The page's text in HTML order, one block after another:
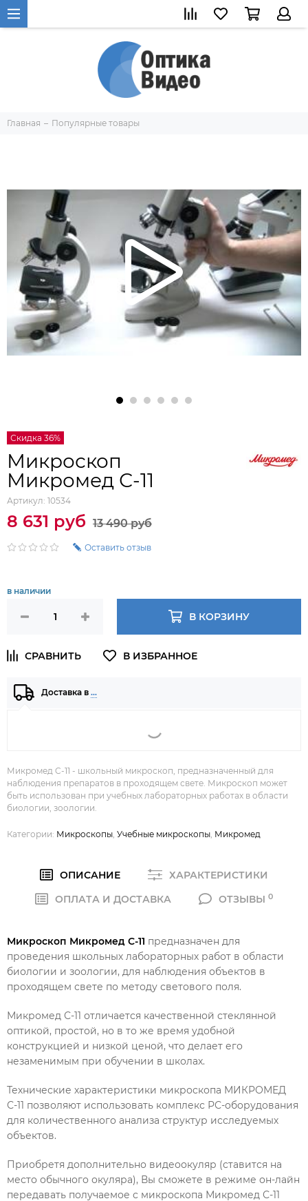
Главная Популярные товары
Скидка 36%
Микроскоп
Микромед С-11
Артикул: 10534
8 631 руб 13 490 руб
Оставить отзыв
в наличии
В КОРЗИНУ
Доставка в …
Микромед C-11 - школьный микроскоп, предназначенный для
наблюдения препаратов в проходящем свете. Микроскоп может
быть использован при учебных лабораторных работах в области
биологии, зоологии.
Категории: Микроскопы Учебные микроскопы Микромед
ОПИСАНИЕ
ХАРАКТЕРИСТИКИ
ОПЛАТА И ДОСТАВКА
ОТЗЫВЫ 0
Микроскоп Микромед С-11 предназначен для
проведения школьных лабораторных работ в области
биологии и зоологии, для наблюдения объектов в
проходящем свете по методу светового поля.
Микромед С-11 отличается качественной стеклянной
оптикой, простой, но в то же время удобной
конструкцией и низкой ценой, что делает его
незаменимым при обучении в школах.
Технические характеристики микроскопа МИКРОМЕД
С-11 позволяют использовать комплекс РС-оборудования
для количественного анализа структур исследуемых
объектов.
Приобретя дополнительно видеоокуляр (ставится на
место обычного окуляра), Вы сможете в режиме он-лайн
передавать получаемое с микроскопа Микромед С-11